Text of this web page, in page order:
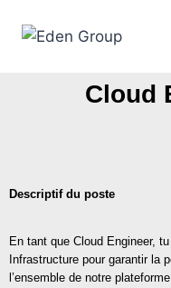
Cloud
Descriptif du poste
En tant que Cloud Engineer,
Infrastructure pour garantir la
l’ensemble de notre plateforme.